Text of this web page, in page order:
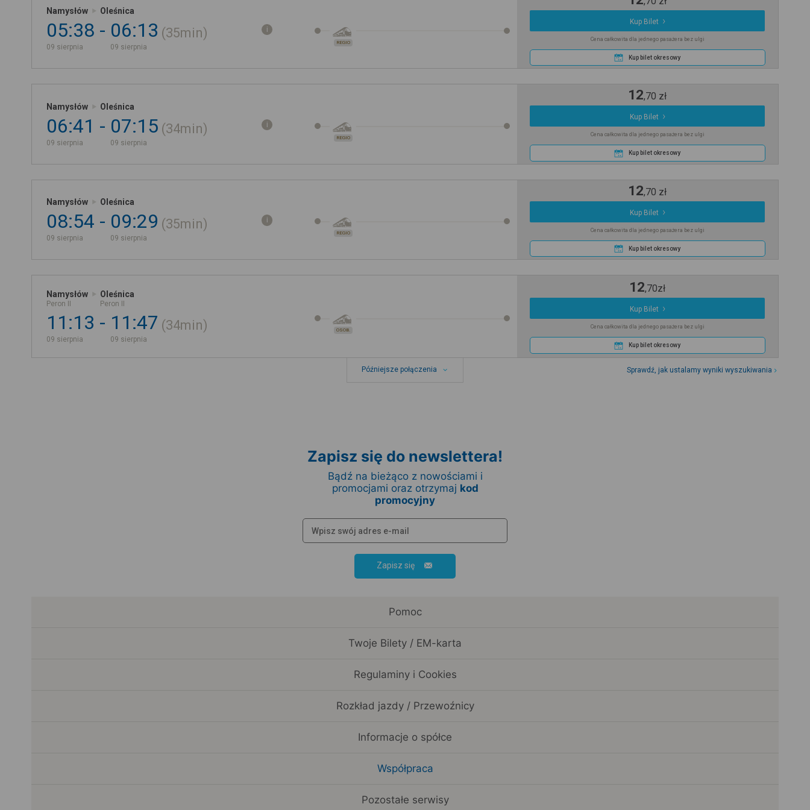
Namysłów Oleśnica
05:38
09 sierpnia
06:13
09 sierpnia
35min
REGIO
Kup Bilet
Cena całkowita dla jednego pasażera bez ulgi
Kup bilet okresowy
Namysłów Oleśnica
06:41
09 sierpnia
07:15
09 sierpnia
34min
REGIO
12,70 zł
Kup Bilet
Cena całkowita dla jednego pasażera bez ulgi
Kup bilet okresowy
Namysłów Oleśnica
08:54
09 sierpnia
09:29
09 sierpnia
35min
REGIO
12,70 zł
Kup Bilet
Cena całkowita dla jednego pasażera bez ulgi
Kup bilet okresowy
Namysłów
Peron II
Oleśnica
Peron II
11:13
09 sierpnia
11:47
09 sierpnia
34min OSOB.
12,70zł
Kup Bilet
Cena całkowita dla jednego pasażera bez ulgi
Kup bilet okresowy
Późniejsze połączenia Sprawdź, jak ustalamy wyniki wyszukiwania
Zapisz się do newslettera!
Bądź na bieżąco z nowościami i
promocjami oraz otrzymaj kod
promocyjny
Zapisz się
Pomoc
Twoje Bilety / EM-karta
Regulaminy i Cookies
Rozkład jazdy / Przewoźnicy
Informacje o spółce
Współpraca
Pozostałe serwisy